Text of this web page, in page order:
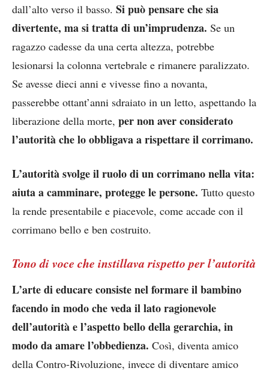
dall’alto verso il basso. Si può pensare che sia
divertente, ma si tratta di un’imprudenza. Se un
ragazzo cadesse da una certa altezza, potrebbe
lesionarsi la colonna vertebrale e rimanere paralizzato.
Se avesse dieci anni e vivesse fino a novanta,
passerebbe ottant’anni sdraiato in un letto, aspettando la
liberazione della morte, per non aver considerato
l’autorità che lo obbligava a rispettare il corrimano.
L’autorità svolge il ruolo di un corrimano nella vita:
aiuta a camminare, protegge le persone. Tutto questo
la rende presentabile e piacevole, come accade con il
corrimano bello e ben costruito.
Tono di voce che instillava rispetto per l’autorità
L’arte di educare consiste nel formare il bambino
facendo in modo che veda il lato ragionevole
dell’autorità e l’aspetto bello della gerarchia, in
modo da amare l’obbedienza. Così, diventa amico
della Contro-Rivoluzione, invece di diventare amico